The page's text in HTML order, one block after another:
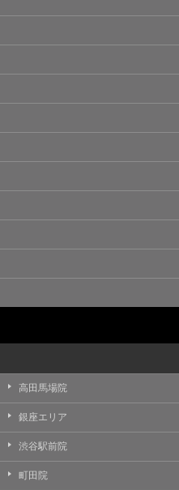
高田馬場院
銀座エリア
渋谷駅前院
町田院